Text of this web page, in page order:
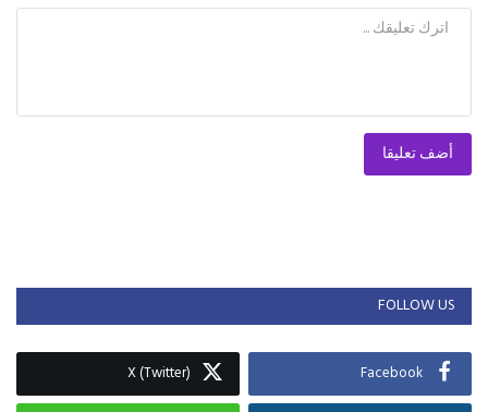
أضف تعليقا
FOLLOW US
Facebook
X (Twitter)